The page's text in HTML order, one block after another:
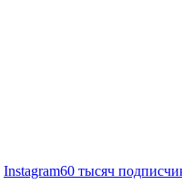
Instagram60 тысяч